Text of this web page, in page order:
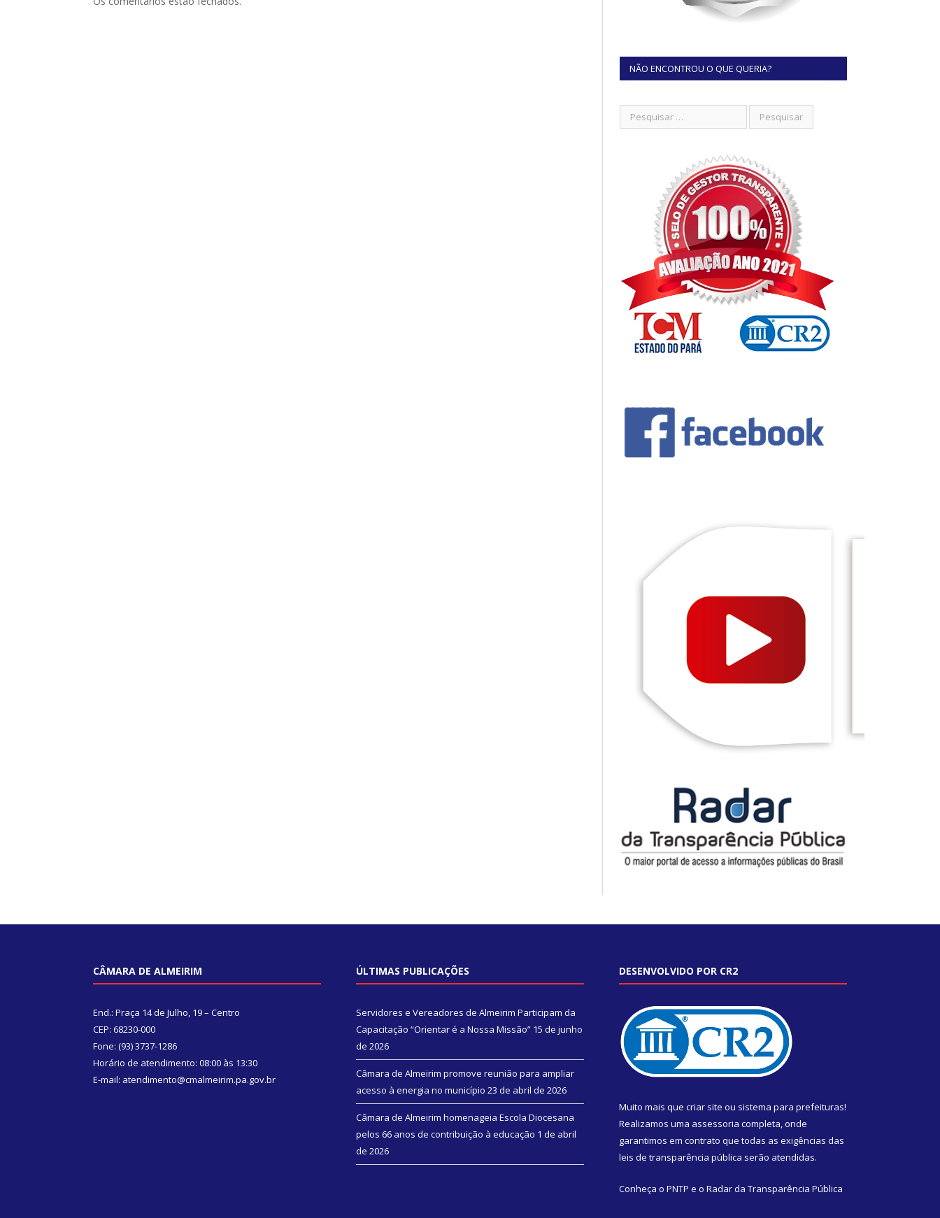
NÃO ENCONTROU O QUE QUERIA?
CÂMARA DE ALMEIRIM
End.: Praça 14 de Julho, 19 – Centro
CEP: 68230-000
Fone: (93) 3737-1286
Horário de atendimento: 08:00 às 13:30
E-mail: atendimento@cmalmeirim.pa.gov.br
ÚLTIMAS PUBLICAÇÕES
Servidores e Vereadores de Almeirim Participam da
Capacitação “Orientar é a Nossa Missão” 15 de junho
de 2026
Câmara de Almeirim promove reunião para ampliar
acesso à energia no município 23 de abril de 2026
Câmara de Almeirim homenageia Escola Diocesana
pelos 66 anos de contribuição à educação 1 de abril
de 2026
DESENVOLVIDO POR CR2
Muito mais que criar site ou sistema para prefeituras!
Realizamos uma assessoria completa, onde
garantimos em contrato que todas as exigências das
leis de transparência pública serão atendidas.
Conheça o PNTP e o Radar da Transparência Pública